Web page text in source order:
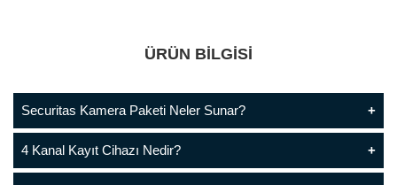
ÜRÜN BİLGİSİ
Securitas Kamera Paketi Neler Sunar?
4 Kanal Kayıt Cihazı Nedir?